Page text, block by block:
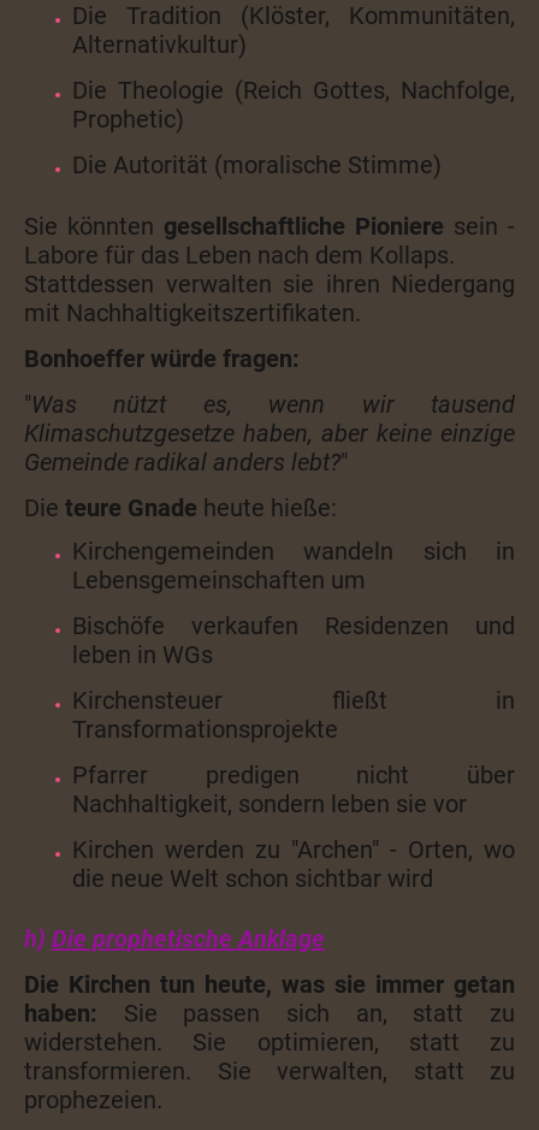
Die Tradition (Klöster, Kommunitäten,
Alternativkultur)
Die Theologie (Reich Gottes, Nachfolge,
Prophetic)
Die Autorität (moralische Stimme)
Sie könnten gesellschaftliche Pioniere sein -
Labore für das Leben nach dem Kollaps.
Stattdessen verwalten sie ihren Niedergang
mit Nachhaltigkeitszertifikaten.
Bonhoeffer würde fragen:
"Was nützt es, wenn wir tausend
Klimaschutzgesetze haben, aber keine einzige
Gemeinde radikal anders lebt?"
Die teure Gnade heute hieße:
Kirchengemeinden wandeln sich in
Lebensgemeinschaften um
Bischöfe verkaufen Residenzen und
leben in WGs
Kirchensteuer fließt in
Transformationsprojekte
Pfarrer predigen nicht über
Nachhaltigkeit, sondern leben sie vor
Kirchen werden zu "Archen" - Orten, wo
die neue Welt schon sichtbar wird
h) Die prophetische Anklage
Die Kirchen tun heute, was sie immer getan
haben: Sie passen sich an, statt zu
widerstehen. Sie optimieren, statt zu
transformieren. Sie verwalten, statt zu
prophezeien.